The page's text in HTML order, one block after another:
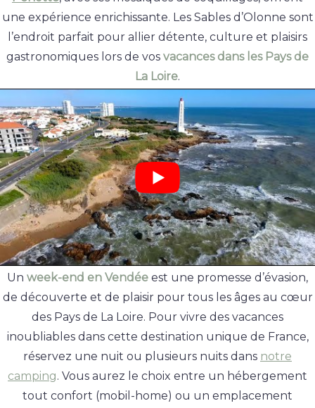
une expérience enrichissante. Les Sables d’Olonne sont
l’endroit parfait pour allier détente, culture et plaisirs
gastronomiques lors de vos vacances dans les Pays de
La Loire.
Un week-end en Vendée est une promesse d’évasion,
de découverte et de plaisir pour tous les âges au cœur
des Pays de La Loire. Pour vivre des vacances
inoubliables dans cette destination unique de France,
réservez une nuit ou plusieurs nuits dans notre
camping. Vous aurez le choix entre un hébergement
tout confort (mobil-home) ou un emplacement